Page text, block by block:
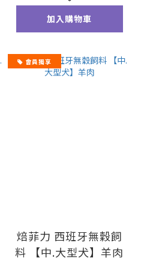
加入購物車
會員獨享
焙菲力 西班牙無穀飼
料 【中.大型犬】羊肉